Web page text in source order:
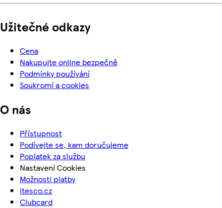
Užitečné odkazy
Cena
Nakupujte online bezpečně
Podmínky používání
Soukromí a cookies
O nás
Přístupnost
Podívejte se, kam doručujeme
Poplatek za službu
Nastavení Cookies
Možnosti platby
itesco.cz
Clubcard